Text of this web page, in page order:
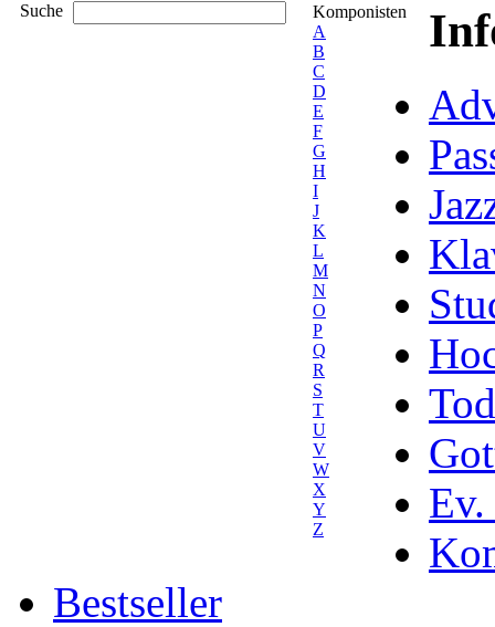
Suche
Komponisten
A
B
C
D
E
F
G
H
I
J
K
L
M
N
O
P
Q
R
S
T
U
V
W
X
Y
Z
Ev.
Bestseller